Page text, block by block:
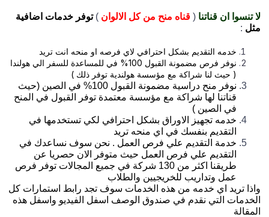
لا تنسوا ان قناتنا ( قناه منح من كل الالوان )توفر خدمات اضافية
مثل :
خدمه التقديم بشكل احترافي لاي فرصه او منحه انت تريد
نوفر فرص مضمونة القبول 100% في للمساعدة للسفر الي هولندا
( حيث لنا شراكة مع مؤسسة هولندية توفر ذلك )
نوفر منح دراسية مضمونة القبول 100% في الصين (حيث
قناتنا لها شراكة مع مؤسسة معتمدة توفر القبول في المنح
في الصين )
خدمه تجهيز الاوراق بشكل احترافي لكي تستخدمها في
التقديم بنفسك في اي منحه تريد
خدمة التقديم علي فرص العمل . نحن سوف نساعدك في
التقديم علي فرص العمل حيث متوفر الان حصريا عن
طريقنا اكثر من 130 شركة في جميع المجالات توفر فرص
عمل وتداريب للخريجيين والطلاب
واذا تريد اي خدمه من هذه الخدمات سوف تجد رابط استمارات كل
الخدمات التي نقدم في صندوق الوصف اسفل الفيديو واسفل هذه
المقالة